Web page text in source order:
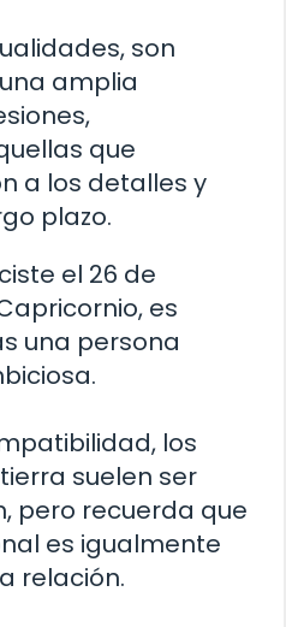
son
amplia
que
a los detalles y
plazo.
el 26 de
es
una persona
los
suelen ser
pero recuerda que
es igualmente
relación.